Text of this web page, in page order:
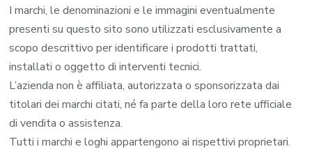
I marchi, le denominazioni e le immagini eventualmente
presenti su questo sito sono utilizzati esclusivamente a
scopo descrittivo per identificare i prodotti trattati,
installati o oggetto di interventi tecnici.
L’azienda non è affiliata, autorizzata o sponsorizzata dai
titolari dei marchi citati, né fa parte della loro rete ufficiale
di vendita o assistenza.
Tutti i marchi e loghi appartengono ai rispettivi proprietari.